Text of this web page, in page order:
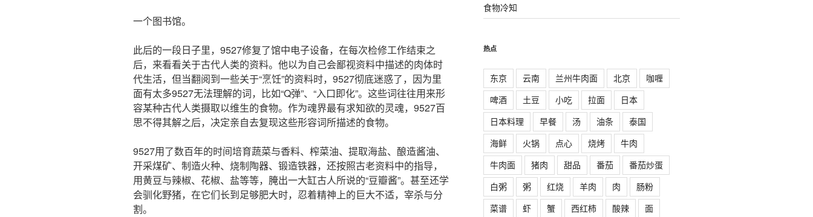
一个图书馆。
此后的一段日子里，9527修复了馆中电子设备，在每次检修工作结束之
后，来看看关于古代人类的资料。他以为自己会鄙视资料中描述的肉体时
代生活，但当翻阅到一些关于“烹饪”的资料时，9527彻底迷惑了，因为里
面有太多9527无法理解的词，比如“Q弹”、“入口即化”。这些词往往用来形
容某种古代人类摄取以维生的食物。作为魂界最有求知欲的灵魂，9527百
思不得其解之后，决定亲自去复现这些形容词所描述的食物。
9527用了数百年的时间培育蔬菜与香料、榨菜油、提取海盐、酿造酱油、
开采煤矿、制造火种、烧制陶器、锻造铁器，还按照古老资料中的指导，
用黄豆与辣椒、花椒、盐等等，腌出一大缸古人所说的“豆瓣酱”。甚至还学
会驯化野猪，在它们长到足够肥大时，忍着精神上的巨大不适，宰杀与分
割。
食物冷知
热点
东京 云南 兰州牛肉面 北京
咖喱
啤酒
土豆 小吃 拉面
日本
日本料理
早餐 汤 油条
泰国
海鲜
火锅 点心 烧烤
牛肉
牛肉面
猪肉 甜品 番茄
番茄炒蛋
白粥
粥 红烧 羊肉 肉
肠粉
菜谱
虾 蟹 西红柿 酸辣
面